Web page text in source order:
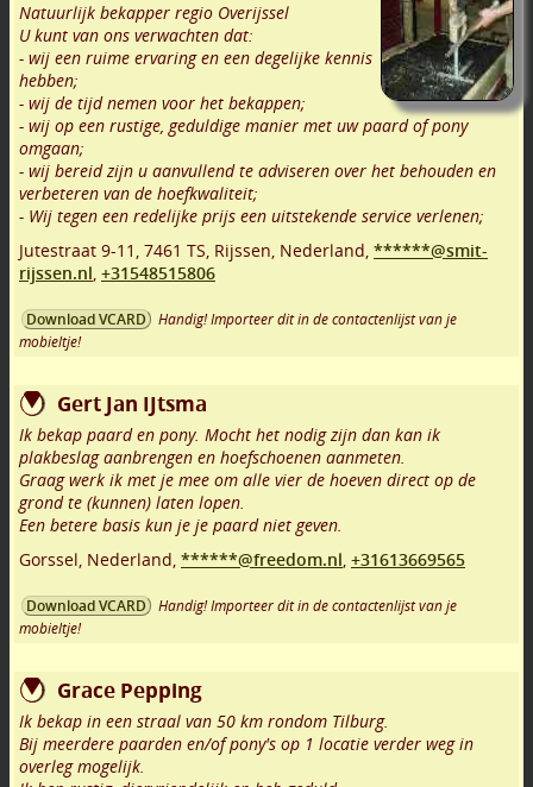
Natuurlijk bekapper regio Overijssel
U kunt van ons verwachten dat:
- wij een ruime ervaring en een degelijke kennis
hebben;
- wij de tijd nemen voor het bekappen;
- wij op een rustige, geduldige manier met uw paard of pony
omgaan;
- wij bereid zijn u aanvullend te adviseren over het behouden en
verbeteren van de hoefkwaliteit;
- Wij tegen een redelijke prijs een uitstekende service verlenen;
Jutestraat 9-11 , 7461 TS, Rijssen, Nederland, ******@smit-
rijssen.nl, +31548515806
Download VCARD
Handig! Importeer dit in de contactenlijst van je
mobieltje!
Gert Jan IJtsma
Ik bekap paard en pony. Mocht het nodig zijn dan kan ik
plakbeslag aanbrengen en hoefschoenen aanmeten.
Graag werk ik met je mee om alle vier de hoeven direct op de
grond te (kunnen) laten lopen.
Een betere basis kun je je paard niet geven.
Gorssel, Nederland, ******@freedom.nl, +31613669565
Download VCARD
Handig! Importeer dit in de contactenlijst van je
mobieltje!
Grace Pepping
Ik bekap in een straal van 50 km rondom Tilburg.
Bij meerdere paarden en/of pony's op 1 locatie verder weg in
overleg mogelijk.